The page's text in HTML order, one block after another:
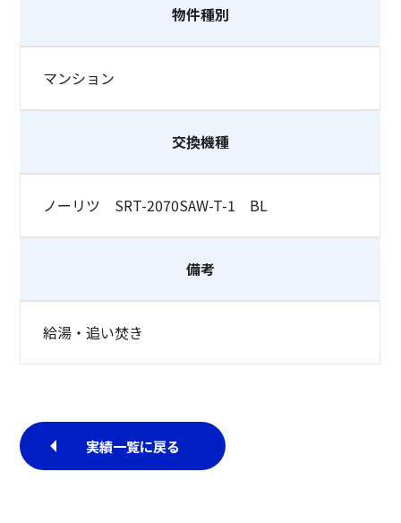
物件種別
マンション
交換機種
ノーリツ SRT-2070SAW-T-1 BL
備考
給湯・追い焚き
実績一覧に戻る